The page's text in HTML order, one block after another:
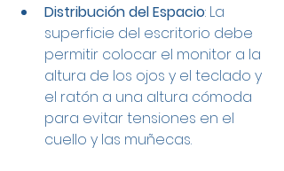
Distribución del Espacio: La
superficie del escritorio debe
permitir colocar el monitor a la
altura de los ojos y el teclado y
el ratón a una altura cómoda
para evitar tensiones en el
cuello y las muñecas.